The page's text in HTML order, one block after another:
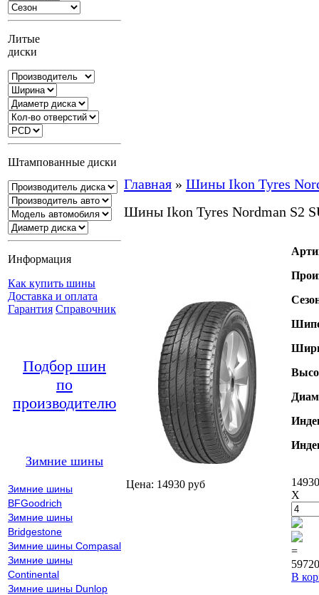
Литые
диски
Штампованные диски
Информация
Как купить шины
Доставка и оплата
Гарантия Справочник
Подбор шин
по
производителю
Зимние шины
Зимние шины
BFGoodrich
Зимние шины
Bridgestone
Зимние шины Compasal
Зимние шины
Continental
Зимние шины Dunlop
Главная » Шины Ikon Tyres
Шины Ikon Tyres Nordman S2
Цена: 14930 руб
X
=
В